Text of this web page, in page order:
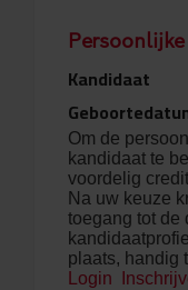
Kandidaat
Om de
kandidaat te
voordelig
Na uw keuze
toegang tot de
plaats, handig
Login